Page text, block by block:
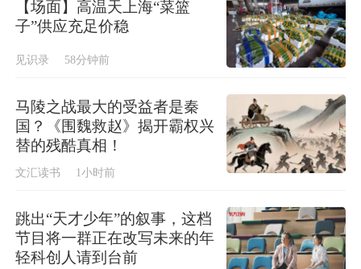
【场面】高温天上海“菜篮
子”供应充足价稳
见识录 58分钟前
马陵之战最大的受益者是秦
国？《围魏救赵》揭开霸权兴
替的残酷真相！
文汇读书 1小时前
跳出“天才少年”的叙事，这档
节目将一群正在改写未来的年
轻科创人请到台前